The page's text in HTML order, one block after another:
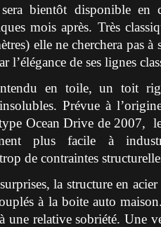
bientôt disponible en
mois après. Très
elle ne cherchera pas à
l’élégance de ses lignes
en toile, un toit
Prévue à
Ocean Drive de 2007,
plus facile à
de contraintes
la structure en
à la boite auto
une relative sobriété. Une